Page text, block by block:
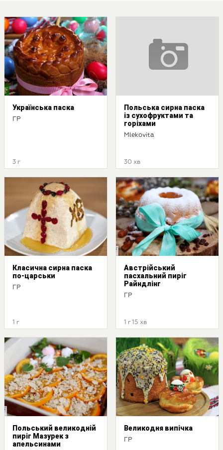
Українська паска
ГР
3 г
Польська сирна паска
із сухофруктами та
горіхами
Mlekovita
30 хв
Класична сирна паска
по-царськи
ГР
1 г
Австрійський
пасхальний пиріг
Райндлінг
ГР
1 г 15 хв
Польський великодній
пиріг Мазурек з
апельсинами
Великодня випічка
ГР